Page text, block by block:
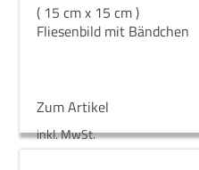
( 15 cm x 15 cm )
Fliesenbild mit Bändchen
Zum Artikel
inkl. MwSt.